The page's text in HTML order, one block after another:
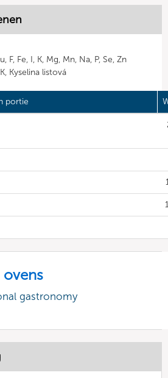
F, Fe, I, K, Mg, Mn, Na, P, Se, Zn
Kyselina listová
portie
gastronomy